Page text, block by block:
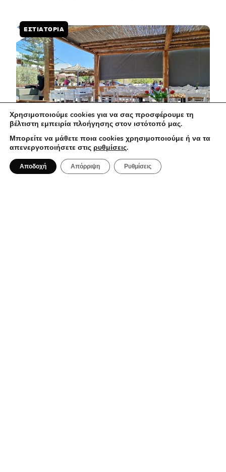
2 Αυγούστου 2026
ΕΣΤΙΑΤΌΡΙΑ
Χρησιμοποιούμε cookies για να σας προσφέρουμε τη
βέλτιστη εμπειρία πλοήγησης στον ιστότοπό μας.
Μπορείτε να μάθετε ποια cookies χρησιμοποιούμε ή να τα
απενεργοποιήσετε στις ρυθμίσεις.
Αποδοχή Απόρριψη Ρυθμίσεις